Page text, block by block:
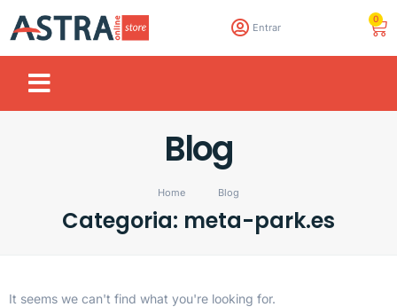
Entrar
0
Blog
Home Blog
Categoria: meta-park.es
It seems we can't find what you're looking for.